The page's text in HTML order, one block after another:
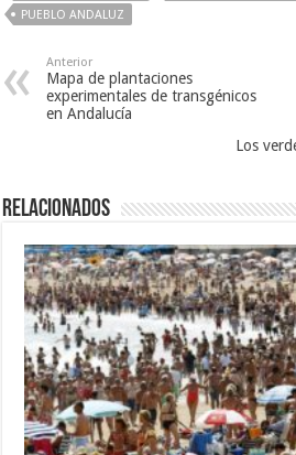
PUEBLO ANDALUZ
Anterior
Mapa de plantaciones
experimentales de transgénicos
en Andalucía
Los
Relacionados